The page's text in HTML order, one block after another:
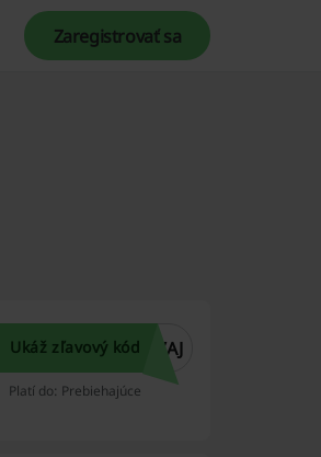
Zaregistrovať sa
Ukáž zľavový kód VAJ
Platí do: Prebiehajúce